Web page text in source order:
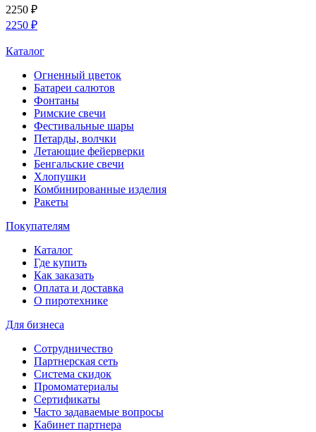
2250 ₽
2250 ₽
Каталог
Огненный цветок
Батареи салютов
Фонтаны
Римские свечи
Фестивальные шары
Петарды, волчки
Летающие фейерверки
Бенгальские свечи
Хлопушки
Комбинированные изделия
Ракеты
Покупателям
Каталог
Где купить
Как заказать
Оплата и доставка
О пиротехнике
Для бизнеса
Сотрудничество
Партнерская сеть
Система скидок
Промоматериалы
Сертификаты
Часто задаваемые вопросы
Кабинет партнера